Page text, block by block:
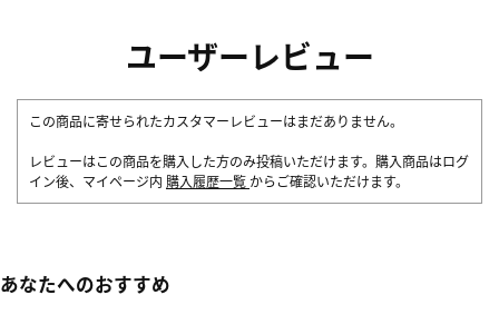
ユーザーレビュー
この商品に寄せられたカスタマーレビューはまだありません。
レビューはこの商品を購入した方のみ投稿いただけます。購入商品はログ
イン後、マイページ内 購入履歴一覧 からご確認いただけます。
あなたへのおすすめ